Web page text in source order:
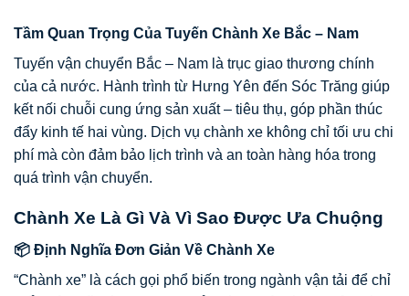
Tầm Quan Trọng Của Tuyến Chành Xe Bắc – Nam
Tuyến vận chuyển Bắc – Nam là trục giao thương chính
của cả nước. Hành trình từ Hưng Yên đến Sóc Trăng giúp
kết nối chuỗi cung ứng sản xuất – tiêu thụ, góp phần thúc
đẩy kinh tế hai vùng. Dịch vụ chành xe không chỉ tối ưu chi
phí mà còn đảm bảo lịch trình và an toàn hàng hóa trong
quá trình vận chuyển.
Chành Xe Là Gì Và Vì Sao Được Ưa Chuộng
📦 Định Nghĩa Đơn Giản Về Chành Xe
“Chành xe” là cách gọi phổ biến trong ngành vận tải để chỉ